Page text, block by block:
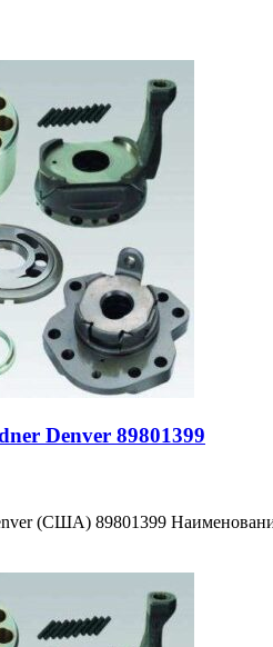
Denver 89801399
(США) 89801399